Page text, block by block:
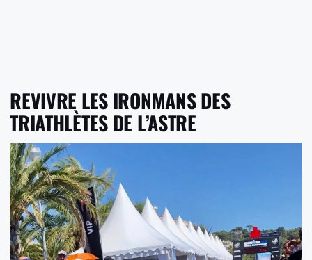
REVIVRE LES IRONMANS DES
TRIATHLÈTES DE L’ASTRE